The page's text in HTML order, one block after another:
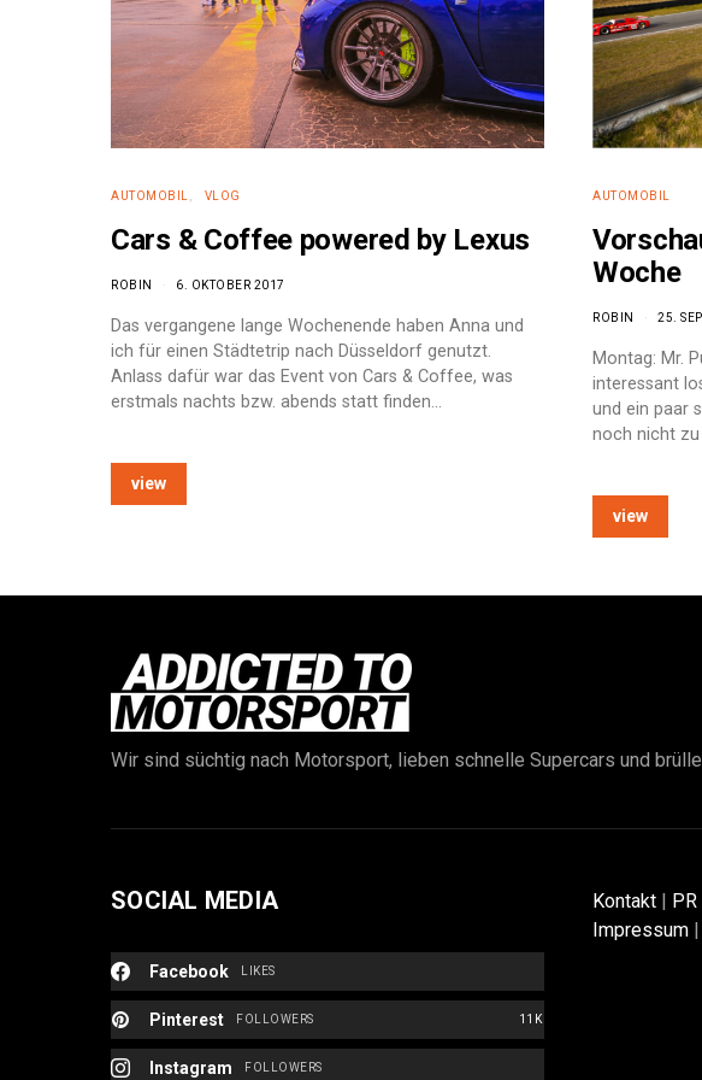
AUTOMOBIL VLOG
Cars & Coffee powered by Lexus
ROBIN 6. OKTOBER 2017
Das vergangene lange Wochenende haben Anna und
ich für einen Städtetrip nach Düsseldorf genutzt.
Anlass dafür war das Event von Cars & Coffee, was
erstmals nachts bzw. abends statt finden…
view
AUTOMOBIL
Woche
ROBIN 25.
Montag: Mr.
interessant
und ein paar
noch nicht zu
view
Wir sind süchtig nach Motorsport, lieben schnelle Supercars und
SOCIAL MEDIA
Facebook LIKES
Pinterest 11K
FOLLOWERS
Instagram FOLLOWERS
Kontakt
Impressum